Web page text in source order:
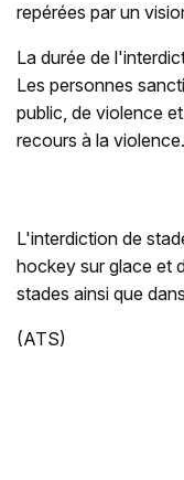
repérées par un
La durée de
Les personnes
public, de violence
recours à la violence.
L'interdiction de
hockey sur glace et
stades ainsi que
(ATS)